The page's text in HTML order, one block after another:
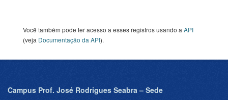
Você também pode ter acesso a esses registros usando a API
(veja Documentação da API).
Campus Prof. José Rodrigues Seabra – Sede